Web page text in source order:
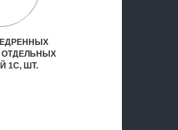
1С, ШТ.